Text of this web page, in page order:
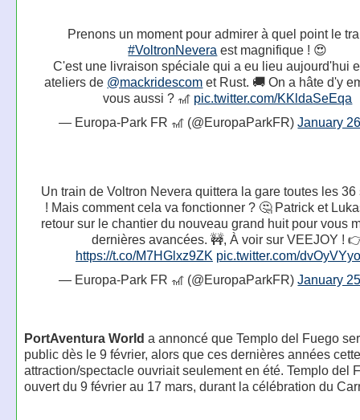
Prenons un moment pour admirer à quel point le
#VoltronNevera est magnifique ! 😍
C'est une livraison spéciale qui a eu lieu aujourd'hui
ateliers de @mackridescom et Rust. 🚚 On a hâte d'y
vous aussi ? 🎢 pic.twitter.com/KKldaSeEqa
— Europa-Park FR 🎢 (@EuropaParkFR)January
Un train de Voltron Nevera quittera la gare toutes les
! Mais comment cela va fonctionner ? 🤔 Patrick et
retour sur le chantier du nouveau grand huit pour vous
dernières avancées. 🚧, À voir sur VEEJOY !
https://t.co/M7HGlxz9ZK pic.twitter.com/
— Europa-Park FR 🎢 (@EuropaParkFR)January
PortAventura World a annoncé que Templo del Fuego
public dès le 9 février, alors que ces dernières années cette
attraction/spectacle ouvriait seulement en été. Templo del
ouvert du 9 février au 17 mars, durant la célébration du